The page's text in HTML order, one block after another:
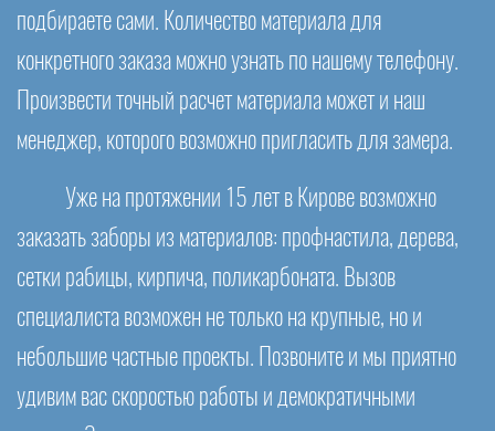
подбираете сами. Количество материала для
конкретного заказа можно узнать по нашему телефону.
Произвести точный расчет материала может и наш
менеджер, которого возможно пригласить для замера.
Уже на протяжении 15 лет в Кирове возможно
заказать заборы из материалов: профнастила, дерева,
сетки рабицы, кирпича, поликарбоната. Вызов
специалиста возможен не только на крупные, но и
небольшие частные проекты. Позвоните и мы приятно
удивим вас скоростью работы и демократичными